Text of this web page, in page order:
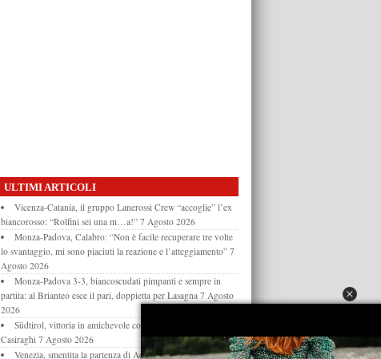
ULTIMI ARTICOLI
Vicenza-Catania, il gruppo Lanerossi Crew “accoglie” l’ex
biancorosso: “Rolfini sei una m…a!” 7 Agosto 2026
Monza-Padova, Calabro: “Non è facile recuperare tre volte
lo svantaggio, mi sono piaciuti la reazione e l’atteggiamento” 7
Agosto 2026
Monza-Padova 3-3, biancoscudati pimpanti e sempre in
partita: al Brianteo esce il pari, doppietta per Lasagna 7 Agosto
2026
Südtirol, vittoria in amichevole con la Virtus Verona: decide
Casiraghi 7 Agosto 2026
Venezia, smentita la partenza di Adorante: l’attaccante